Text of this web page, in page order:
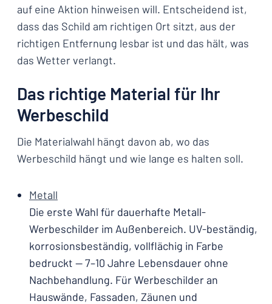
auf eine Aktion hinweisen will. Entscheidend ist,
dass das Schild am richtigen Ort sitzt, aus der
richtigen Entfernung lesbar ist und das hält, was
das Wetter verlangt.
Das richtige Material für Ihr
Werbeschild
Die Materialwahl hängt davon ab, wo das
Werbeschild hängt und wie lange es halten soll.
Metall
Die erste Wahl für dauerhafte Metall-
Werbeschilder im Außenbereich. UV-beständig,
korrosionsbeständig, vollflächig in Farbe
bedruckt — 7–10 Jahre Lebensdauer ohne
Nachbehandlung. Für Werbeschilder an
Hauswände, Fassaden, Zäunen und